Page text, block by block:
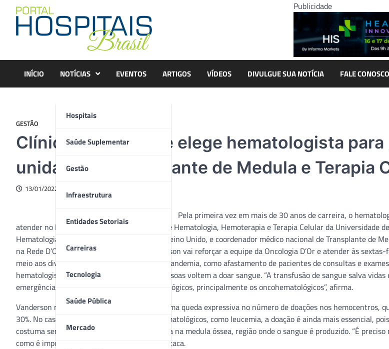
content
Publicidade
INÍCIO NOTÍCIAS
Hospitais
Saúde Suplementar
Gestão
Infraestrutura
Entidades Setoriais
Carreiras
Tecnologia
Saúde Pública
Mercado
EVENTOS ARTIGOS VÍDEOS DIVULGUE SUA NOTÍCIA FALE CONOSCO
GESTÃO
Clínica São Vicente elege hematologista
unidade de Transplante de Medula e Terapia
13/01/2022
Pela primeira vez em mais de 30 anos de carreira, o
atender no Rio de Janeiro. Professor Titular de Hematologia, Hemoterapia e Terapia Celular da Universidade
Hematologia na Universidade de Oxford, no Reino Unido, e coordenador médico nacional de Transplante de
na Rede D’Or São Luiz, em São Paulo, Vanderson vai reforçar a equipe da Oncologia D’Or e atender às
meio aos diversos impactos provocados pela pandemia, como afastamento de pacientes de consultas e
hematologista alerta que é preciso que as pessoas voltem a doar sangue. “A transfusão de sangue salva
emergências, mas também de pacientes oncológicos, principalmente os oncohematológicos”, afirma.
Vanderson relata que a pandemia provocou uma queda expressiva no número de doações nos hemocentros,
30%. No caso dos pacientes com cânceres hematológicos, como leucemia, a doação é ainda mais essencial,
costuma ser maior, porque a doença se origina na medula óssea, região onde o sangue é produzido. “É
como é importante o ato de doar sangue”, destaca.